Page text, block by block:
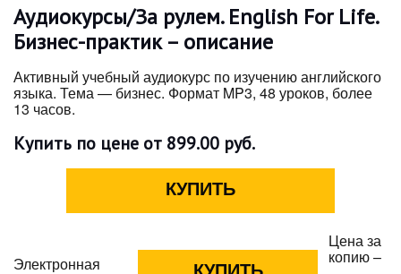
Аудиокурсы/За рулем. English For Life.
Бизнес-практик – описание
Активный учебный аудиокурс по изучению английского
языка. Тема — бизнес. Формат MP3, 48 уроков, более
13 часов.
Купить по цене от 899.00 руб.
Электронная
Цена за
копию –